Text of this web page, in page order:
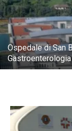
Ospedale di San
Gastroenterologia